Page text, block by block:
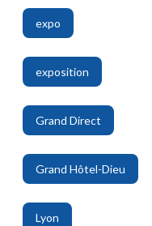
expo
,
exposition
,
Grand Direct
,
Grand Hôtel-Dieu
,
Lyon